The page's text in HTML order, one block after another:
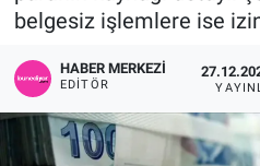
belgesiz işlemlere ise
HABER MERKEZI
EDITÖR